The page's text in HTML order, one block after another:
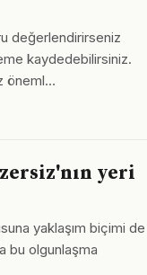
değerlendirirseniz
kaydedebilirsiniz.
öneml…
yeri
yaklaşım biçimi de
bu olgunlaşma